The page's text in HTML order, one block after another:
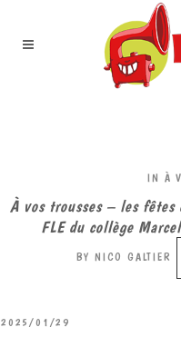
IN À
À vos trousses – les
FLE du collège
BY NICO GALTIER
2025/01/29